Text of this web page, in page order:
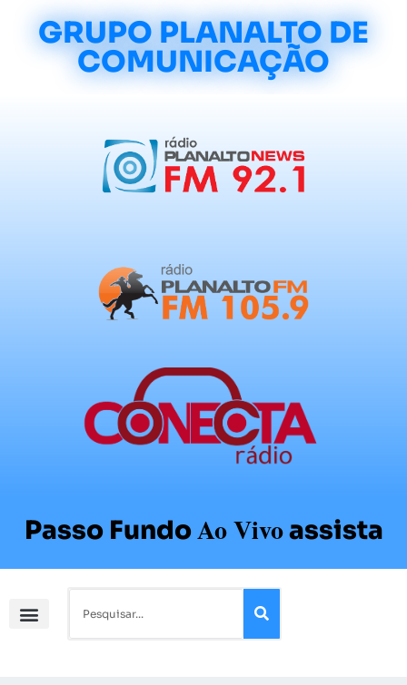
GRUPO PLANALTO DE
COMUNICAÇÃO
Passo FundoAo Vivoassista